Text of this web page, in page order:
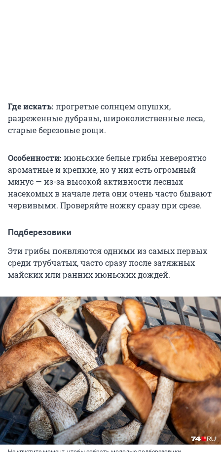
Где искать: прогретые солнцем опушки,
разреженные дубравы, широколиственные леса,
старые березовые рощи.
Особенности: июньские белые грибы невероятно
ароматные и крепкие, но у них есть огромный
минус — из-за высокой активности лесных
насекомых в начале лета они очень часто бывают
червивыми. Проверяйте ножку сразу при срезе.
Подберезовики
Эти грибы появляются одними из самых первых
среди трубчатых, часто сразу после затяжных
майских или ранних июньских дождей.